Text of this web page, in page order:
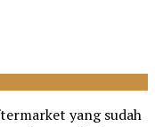
yang sudah